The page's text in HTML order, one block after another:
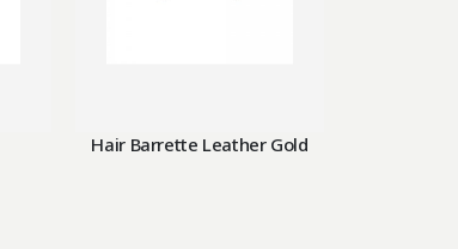
Hair Barrette Leather Gold